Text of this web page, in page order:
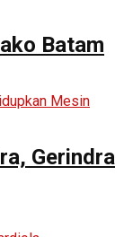
Batam
Gerindra